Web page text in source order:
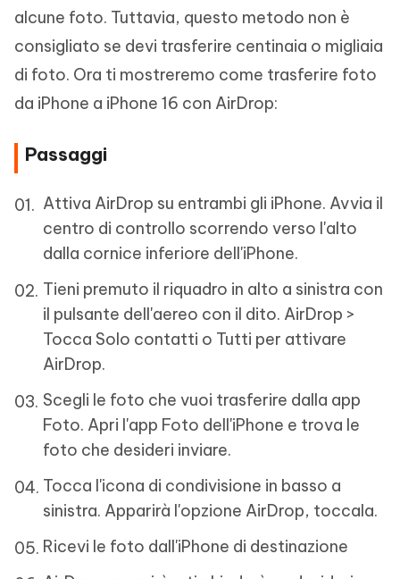
alcune foto. Tuttavia, questo metodo non è
consigliato se devi trasferire centinaia o migliaia
di foto. Ora ti mostreremo come trasferire foto
da iPhone a iPhone 16 con AirDrop:
Passaggi
Attiva AirDrop su entrambi gli iPhone. Avvia il
centro di controllo scorrendo verso l'alto
dalla cornice inferiore dell'iPhone.
Tieni premuto il riquadro in alto a sinistra con
il pulsante dell'aereo con il dito. AirDrop >
Tocca Solo contatti o Tutti per attivare
AirDrop.
Scegli le foto che vuoi trasferire dalla app
Foto. Apri l'app Foto dell'iPhone e trova le
foto che desideri inviare.
Tocca l'icona di condivisione in basso a
sinistra. Apparirà l'opzione AirDrop, toccala.
Ricevi le foto dall'iPhone di destinazione